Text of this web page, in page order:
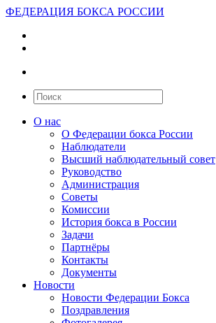
ФЕДЕРАЦИЯ БОКСА РОССИИ
О нас
О Федерации бокса России
Наблюдатели
Высший наблюдательный совет
Руководство
Администрация
Советы
Комиссии
История бокса в России
Задачи
Партнёры
Контакты
Документы
Новости
Новости Федерации Бокса
Поздравления